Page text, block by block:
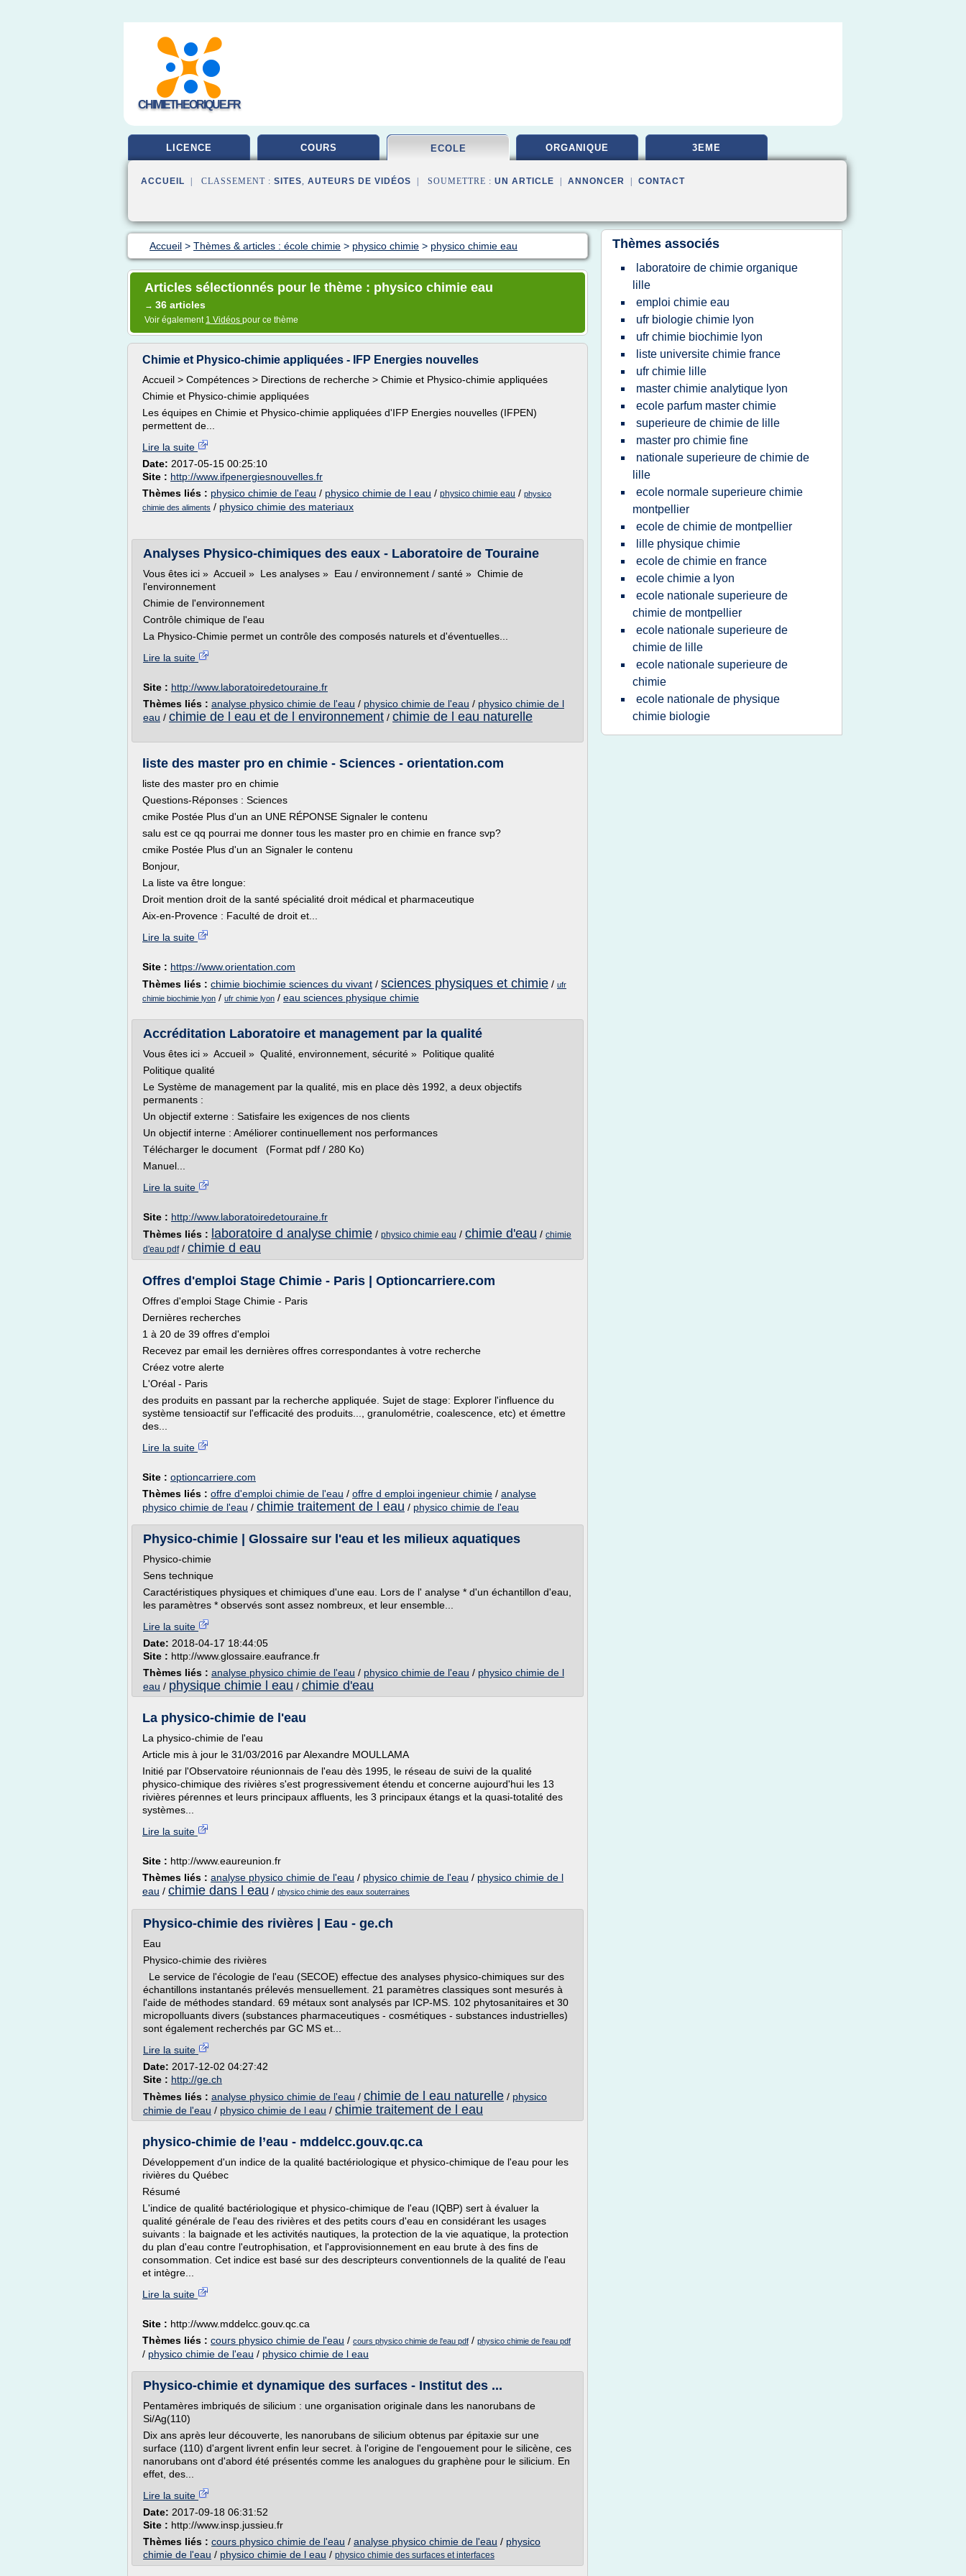
CHIMIETHEORIQUE.FR
LICENCE COURS ECOLE ORGANIQUE 3EME
ACCUEIL | CLASSEMENT : SITES, AUTEURS DE VIDÉOS | SOUMETTRE : UN ARTICLE ANNONCER CONTACT
Accueil > Thèmes & articles : école chimie > physico chimie > physico chimie eau
Articles sélectionnés pour le thème : physico chimie eau
→ 36 articles
Voir également 1 Vidéos pour ce thème
Chimie et Physico-chimie appliquées - IFP Energies nouvelles
Accueil > Compétences > Directions de recherche > Chimie et Physico-chimie appliquées
Chimie et Physico-chimie appliquées
Les équipes en Chimie et Physico-chimie appliquées d'IFP Energies nouvelles (IFPEN)
permettent de...
Lire la suite
Date: 2017-05-15 00:25:10
Site : http://www.ifpenergiesnouvelles.fr
Thèmes liés : physico chimie de l'eau / physico chimie de l eau / physico chimie eau / physico
chimie des aliments / physico chimie des materiaux
Analyses Physico-chimiques des eaux - Laboratoire de Touraine
Vous êtes ici » Accueil » Les analyses » Eau / environnement / santé » Chimie de
l'environnement
Chimie de l'environnement
Contrôle chimique de l'eau
La Physico-Chimie permet un contrôle des composés naturels et d'éventuelles...
Lire la suite
Site : http://www.laboratoiredetouraine.fr
Thèmes liés : analyse physico chimie de l'eau / physico chimie de l'eau / physico chimie de l
eau / chimie de l eau et de l environnement / chimie de l eau naturelle
liste des master pro en chimie - Sciences - orientation.com
liste des master pro en chimie
Questions-Réponses : Sciences
cmike Postée Plus d'un an UNE RÉPONSE Signaler le contenu
salu est ce qq pourrai me donner tous les master pro en chimie en france svp?
cmike Postée Plus d'un an Signaler le contenu
Bonjour,
La liste va être longue:
Droit mention droit de la santé spécialité droit médical et pharmaceutique
Aix-en-Provence : Faculté de droit et...
Lire la suite
Site : https://www.orientation.com
Thèmes liés : chimie biochimie sciences du vivant / sciences physiques et chimie / ufr
chimie biochimie lyon / ufr chimie lyon / eau sciences physique chimie
Accréditation Laboratoire et management par la qualité
Vous êtes ici » Accueil » Qualité, environnement, sécurité » Politique qualité
Politique qualité
Le Système de management par la qualité, mis en place dès 1992, a deux objectifs
permanents :
Un objectif externe : Satisfaire les exigences de nos clients
Un objectif interne : Améliorer continuellement nos performances
Télécharger le document (Format pdf / 280 Ko)
Manuel...
Lire la suite
Site : http://www.laboratoiredetouraine.fr
Thèmes liés : laboratoire d analyse chimie / physico chimie eau / chimie d'eau / chimie
d'eau pdf/ chimie d eau
Offres d'emploi Stage Chimie - Paris | Optioncarriere.com
Offres d'emploi Stage Chimie - Paris
Dernières recherches
1 à 20 de 39 offres d'emploi
Recevez par email les dernières offres correspondantes à votre recherche
Créez votre alerte
L'Oréal - Paris
des produits en passant par la recherche appliquée. Sujet de stage: Explorer l'influence du
système tensioactif sur l'efficacité des produits..., granulométrie, coalescence, etc) et émettre
des...
Lire la suite
Site : optioncarriere.com
Thèmes liés : offre d'emploi chimie de l'eau / offre d emploi ingenieur chimie / analyse
physico chimie de l'eau / chimie traitement de l eau / physico chimie de l'eau
Physico-chimie | Glossaire sur l'eau et les milieux aquatiques
Physico-chimie
Sens technique
Caractéristiques physiques et chimiques d'une eau. Lors de l' analyse * d'un échantillon d'eau,
les paramètres * observés sont assez nombreux, et leur ensemble...
Lire la suite
Date: 2018-04-17 18:44:05
Site : http://www.glossaire.eaufrance.fr
Thèmes liés : analyse physico chimie de l'eau / physico chimie de l'eau / physico chimie de l
eau / physique chimie l eau / chimie d'eau
La physico-chimie de l'eau
La physico-chimie de l'eau
Article mis à jour le 31/03/2016 par Alexandre MOULLAMA
Initié par l'Observatoire réunionnais de l'eau dès 1995, le réseau de suivi de la qualité
physico-chimique des rivières s'est progressivement étendu et concerne aujourd'hui les 13
rivières pérennes et leurs principaux affluents, les 3 principaux étangs et la quasi-totalité des
systèmes...
Lire la suite
Site : http://www.eaureunion.fr
Thèmes liés : analyse physico chimie de l'eau / physico chimie de l'eau / physico chimie de l
eau / chimie dans l eau / physico chimie des eaux souterraines
Physico-chimie des rivières | Eau - ge.ch
Eau
Physico-chimie des rivières
Le service de l'écologie de l'eau (SECOE) effectue des analyses physico-chimiques sur des
échantillons instantanés prélevés mensuellement. 21 paramètres classiques sont mesurés à
l'aide de méthodes standard. 69 métaux sont analysés par ICP-MS. 102 phytosanitaires et 30
micropolluants divers (substances pharmaceutiques - cosmétiques - substances industrielles)
sont également recherchés par GC MS et...
Lire la suite
Date: 2017-12-02 04:27:42
Site : http://ge.ch
Thèmes liés : analyse physico chimie de l'eau / chimie de l eau naturelle / physico
chimie de l'eau / physico chimie de l eau / chimie traitement de l eau
physico-chimie de l’eau - mddelcc.gouv.qc.ca
Développement d'un indice de la qualité bactériologique et physico-chimique de l'eau pour les
rivières du Québec
Résumé
L'indice de qualité bactériologique et physico-chimique de l'eau (IQBP) sert à évaluer la
qualité générale de l'eau des rivières et des petits cours d'eau en considérant les usages
suivants : la baignade et les activités nautiques, la protection de la vie aquatique, la protection
du plan d'eau contre l'eutrophisation, et l'approvisionnement en eau brute à des fins de
consommation. Cet indice est basé sur des descripteurs conventionnels de la qualité de l'eau
et intègre...
Lire la suite
Site : http://www.mddelcc.gouv.qc.ca
Thèmes liés : cours physico chimie de l'eau / cours physico chimie de l'eau pdf / physico chimie de l'eau pdf
/ physico chimie de l'eau / physico chimie de l eau
Physico-chimie et dynamique des surfaces - Institut des ...
Pentamères imbriqués de silicium : une organisation originale dans les nanorubans de
Si/Ag(110)
Dix ans après leur découverte, les nanorubans de silicium obtenus par épitaxie sur une
surface (110) d'argent livrent enfin leur secret. à l'origine de l'engouement pour le silicène, ces
nanorubans ont d'abord été présentés comme les analogues du graphène pour le silicium. En
effet, des...
Lire la suite
Date: 2017-09-18 06:31:52
Site : http://www.insp.jussieu.fr
Thèmes liés : cours physico chimie de l'eau / analyse physico chimie de l'eau / physico
chimie de l'eau / physico chimie de l eau / physico chimie des surfaces et interfaces
Thèmes associés
laboratoire de chimie organique
lille
emploi chimie eau
ufr biologie chimie lyon
ufr chimie biochimie lyon
liste universite chimie france
ufr chimie lille
master chimie analytique lyon
ecole parfum master chimie
superieure de chimie de lille
master pro chimie fine
nationale superieure de chimie de
lille
ecole normale superieure chimie
montpellier
ecole de chimie de montpellier
lille physique chimie
ecole de chimie en france
ecole chimie a lyon
ecole nationale superieure de
chimie de montpellier
ecole nationale superieure de
chimie de lille
ecole nationale superieure de
chimie
ecole nationale de physique
chimie biologie